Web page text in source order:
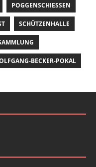
POGGENSCHIESSEN
SCHÜTZENHALLE
BECKER-POKAL